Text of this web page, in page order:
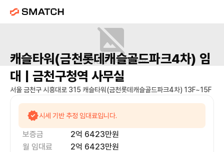
매물 사진을 준비 중이에요.
캐슬타워(금천롯데캐슬골드파크4차) 임
대 | 금천구청역 사무실
서울 금천구 시흥대로 315 캐슬타워(금천롯데캐슬골드파크4차) 13F~15F
시세 기반 추정 임대료입니다.
보증금 2억 6423만원
월 임대료
2억 6423만원